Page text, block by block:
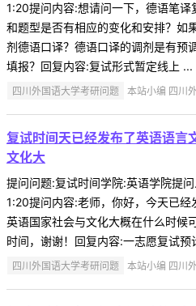
1:20提问内容:想请问一下，德语笔
和题型是否有相应的变化和安排？如
剂德语口译？德语口译的调剂是有预
填报？回复内容:复试形式暂定线上 ...
四川外国语大学考研问题 本站小编 四川
复试时间天已经发布了英语语言
文化大
提问问题:复试时间学院:英语学院提
1:20提问内容:老师，你好，今天已经
英语国家社会与文化大概在什么时候
时间，谢谢！回复内容:一志愿复试
四川外国语大学考研问题 本站小编 四川